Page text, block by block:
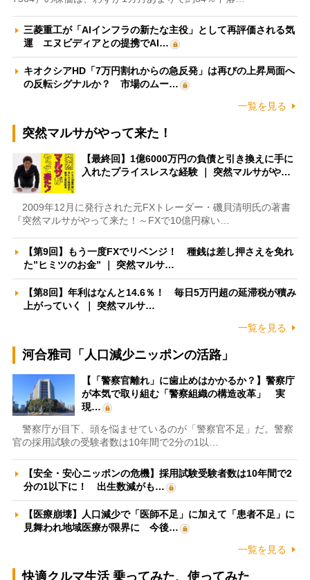
三菱重工が「AIインフラの新たな主役」として再評価される気
運 エヌビディアとの提携でAI…
キオクシアHD「7万円割れからの急反発」は再びの上昇局面へ
の反転シグナルか？ 市場のムー…
一覧を見る
突然マルサがやって来た！
【最終回】1億6000万円の負債と引き換えに手に
入れたプライスレスな経験 ｜ 突然マルサがや…
2009年12月に発行された元FXトレーダー・磯貝清明氏の著書
『突然マルサがやって来た！～FXで10億円稼い…
【第9回】もう一度FXでリベンジ！ 種銭は差し押さえを免れ
た”ヒミツのお金” ｜ 突然マルサ…
【第8回】年利はなんと14.6％！ 毎日5万円超の延滞税が積み
上がっていく ｜ 突然マルサ…
一覧を見る
河合雅司「人口減少ニッポンの活路」
【「警察官離れ」に歯止めはかかるか？】警察庁
が本気で取り組む「警察組織の構造改革」 実
現…
警察庁が目下、頭を悩ませているのが「警察官不足」だ。警察
官の採用試験の受験者数は10年間で2分の1以…
【安全・安心ニッポンの危機】採用試験受験者数は10年間で2
分の1以下に！ 出生数減がも…
【医療崩壊】人口減少で「医師不足」に加えて「患者不足」に
見舞われ地域医療が限界に 今後…
一覧を見る
快適クルマ生活 乗ってみた、使ってみた